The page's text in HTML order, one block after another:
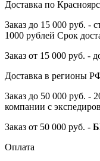
Доставка по
Заказ до 15 000 руб. -
1000 рублей Срок
Заказ от 15 000 руб. -
Доставка в регионы
Заказ до 50 000 руб. -
компании с
Заказ от 50 000 руб. -
Оплата